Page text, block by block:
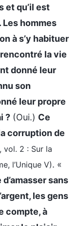
et qu’il est
hommes
à s’y habituer
la vie
donné leur
son
leur propre
? (Oui.) Ce
corruption de
vol. 2 : Sur la
l’Unique V). «
sans
les gens
compte, à